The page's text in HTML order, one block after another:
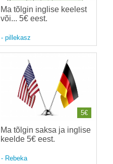
Ma tõlgin inglise keelest
või... 5€ eest.
- pillekasz
Ma tõlgin saksa ja inglise
keelde 5€ eest.
- Rebeka
5€